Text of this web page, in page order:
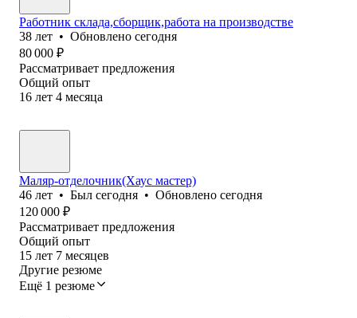
Работник склада,сборщик,работа на производстве
38 лет • Обновлено сегодня
80 000 ₽
Рассматривает предложения
Общий опыт
16 лет 4 месяца
Маляр-отделочник(Хаус мастер)
46 лет • Был сегодня • Обновлено сегодня
120 000 ₽
Рассматривает предложения
Общий опыт
15 лет 7 месяцев
Другие резюме
Ещё 1 резюме